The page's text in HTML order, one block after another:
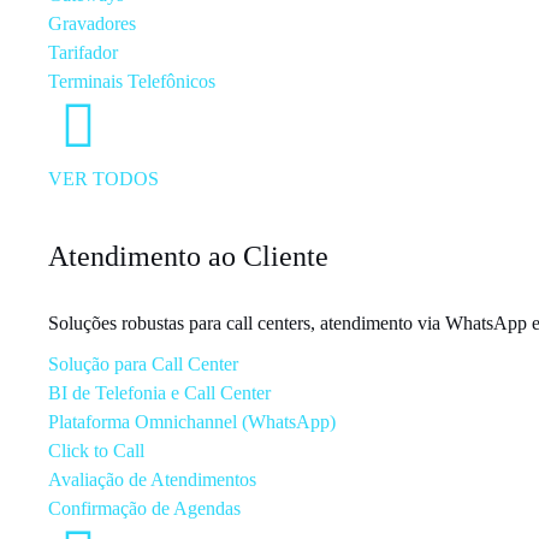
Gravadores
Tarifador
Terminais Telefônicos
VER TODOS
Atendimento ao Cliente
Soluções robustas para call centers, atendimento via WhatsApp
Solução para Call Center
BI de Telefonia e Call Center
Plataforma Omnichannel (WhatsApp)
Click to Call
Avaliação de Atendimentos
Confirmação de Agendas